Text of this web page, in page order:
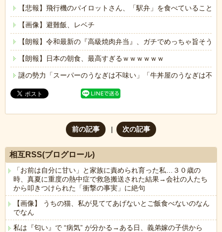
【悲報】飛行機のパイロットさん、「駅弁」を食べていること
【画像】避難飯、レベチ
【朗報】令和最新の『高級焼肉弁当』、ガチでめっちゃ旨そう
【朗報】日本の朝食、最高すぎるｗｗｗｗｗｗ
謎の勢力「スーパーのうなぎは不味い」「牛丼屋のうなぎは不味
前の記事 次の記事
相互RSS(ブログロール)
「お前は自分に甘い」と家族に責められ育った私…３０歳の
時、真夏に重度の熱中症で救急搬送された結果→会社の人たち
から叩きつけられた「衝撃の事実」に絶句
【画像】 うちの猫、私が見ててあげないとご飯食べないのなん
でなん
私は『匂い』で “病気” が分かる→ある日、義弟嫁の子供から